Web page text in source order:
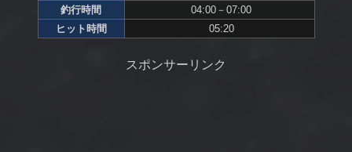
釣行時間
04:00－07:00
ヒット時間
05:20
スポンサーリンク